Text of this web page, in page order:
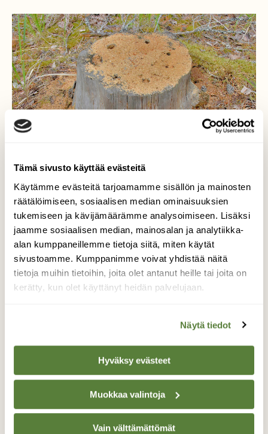
Tämä sivusto käyttää evästeitä
Käytämme evästeitä tarjoamamme sisällön ja mainosten
räätälöimiseen, sosiaalisen median ominaisuuksien
tukemiseen ja kävijämäärämme analysoimiseen. Lisäksi
jaamme sosiaalisen median, mainosalan ja analytiikka-
alan kumppaneillemme tietoja siitä, miten käytät
sivustoamme. Kumppanimme voivat yhdistää näitä
tietoja muihin tietoihin, joita olet antanut heille tai joita on
kerätty, kun olet käyttänyt heidän palvelujaan.
Näytä tiedot
Hyväksy evästeet
Muokkaa valintoja
Vain välttämättömät
"Sahajauho tehdas"
kansallispuisto Kesäkuu
TAKAISIN LISTAAN